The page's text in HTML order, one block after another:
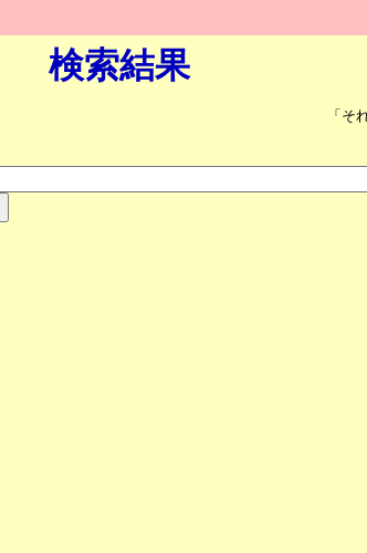
検索結果
「そ